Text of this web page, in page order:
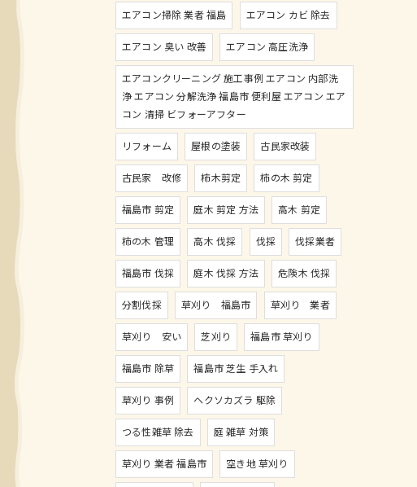
エアコン掃除 業者 福島
エアコン カビ 除去
エアコン 臭い 改善
エアコン 高圧洗浄
エアコンクリーニング 施工事例 エアコン 内部洗
浄 エアコン 分解洗浄 福島市 便利屋 エアコン エア
コン 清掃 ビフォーアフター
リフォーム
屋根の塗装
古民家改装
古民家 改修
柿木剪定
柿の木 剪定
福島市 剪定
庭木 剪定 方法
高木 剪定
柿の木 管理
高木 伐採 伐採
伐採業者
福島市 伐採
庭木 伐採 方法
危険木 伐採
分割伐採
草刈り 福島市
草刈り 業者
草刈り 安い
芝刈り
福島市 草刈り
福島市 除草
福島市 芝生 手入れ
草刈り 事例
ヘクソカズラ 駆除
つる性雑草 除去
庭 雑草 対策
草刈り 業者 福島市
空き地 草刈り